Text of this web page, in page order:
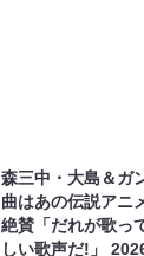
森三中・大島＆ガ
曲はあの伝説アニ
絶賛「だれが歌っ
しい歌声だ!」